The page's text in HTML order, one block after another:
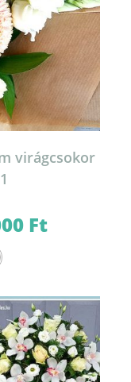
virágcsokor
Ft16.500 Ft
a
van.
A
változatok
a
termékoldalon
választhatók
ki